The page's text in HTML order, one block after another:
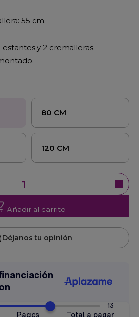
55 cm.
y 2 cremalleras.
80 CM
120 CM
Añadir al carrito
Déjanos tu opinión